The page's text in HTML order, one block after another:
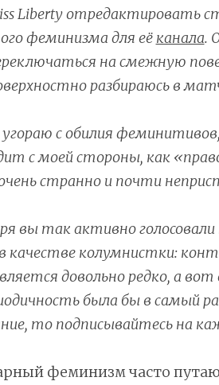
Liberty отредактировать
феминизма для её канала.
на смежную
разбираюсь в
угораю с обилия
с моей стороны, как
странно и почти
вы так активно
качестве колумнистки:
довольно редко, а
была бы в самый
то подписывайтесь на
феминизм часто